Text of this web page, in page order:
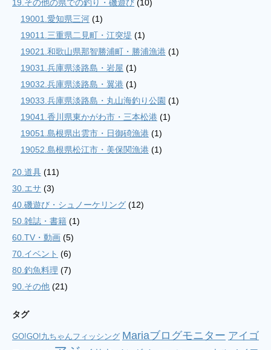
19.その他の県での釣り・磯遊び (10)
19001.愛知県三河 (1)
19011.三重県二見町・江突堤 (1)
19021.和歌山県那智勝浦町・勝浦漁港 (1)
19031.兵庫県淡路島・岩屋 (1)
19032.兵庫県淡路島・翼港 (1)
19033.兵庫県淡路島・丸山海釣り公園 (1)
19041.香川県東かがわ市・三本松港 (1)
19051.島根県出雲市・日御碕漁港 (1)
19052.島根県松江市・美保関漁港 (1)
20.道具 (11)
30.エサ (3)
40.磯遊び・シュノーケリング (12)
50.雑誌・書籍 (1)
60.TV・動画 (5)
70.イベント (6)
80.釣魚料理 (7)
90.その他 (21)
タグ
GO!GO!九ちゃんフィッシング Mariaブログモニター アイゴ